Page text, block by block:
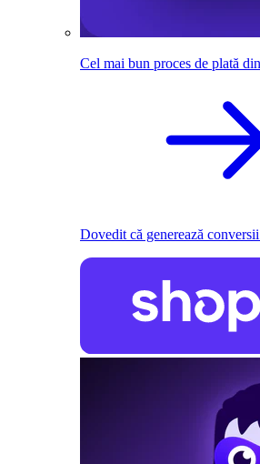
Cel mai bun proces de plată
Dovedit că generează